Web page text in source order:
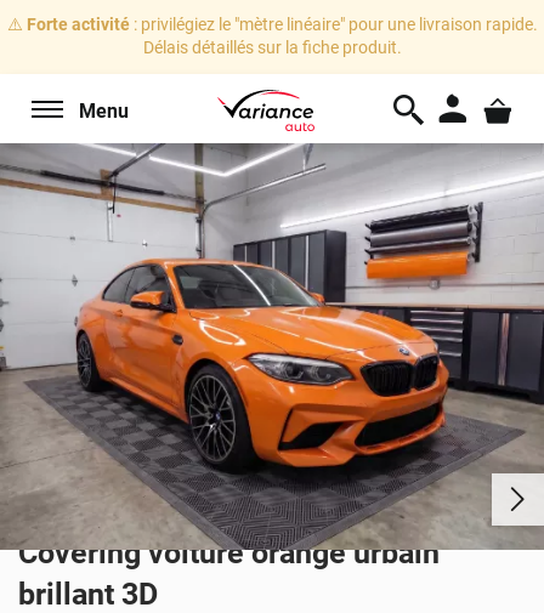
⚠️ Forte activité: privilégiez le "mètre linéaire" pour une livraison rapide.
Délais détaillés sur la fiche produit.
Menu
Covering voiture orange urbain
brillant 3D